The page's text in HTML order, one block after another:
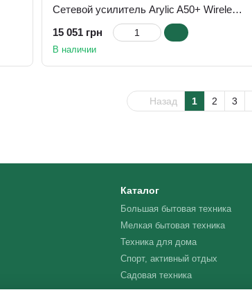
Сетевой усилитель Arylic A50+ Wireless Stereo Amplifier
15 051 грн
В наличии
Назад 1 2 3
Каталог
Большая бытовая техника
Мелкая бытовая техника
Техника для дома
Спорт, активный отдых
Садовая техника